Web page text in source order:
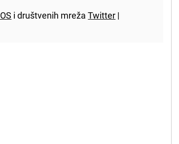
i društvenih mrežaTwitter |